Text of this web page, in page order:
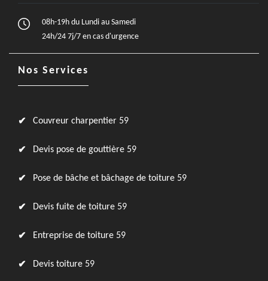
08h-19h du Lundi au Samedi
24h/24 7j/7 en cas d'urgence
Nos Services
Couvreur charpentier 59
Devis pose de gouttière 59
Pose de bâche et bâchage de toiture 59
Devis fuite de toiture 59
Entreprise de toiture 59
Devis toiture 59